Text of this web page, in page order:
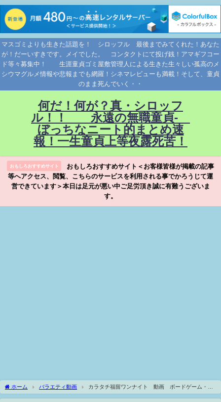
マスゴミよりも生きた話題を！ シロッフル 最後までみてくれた！あなた
が！だーいすきです。メイでした。 コンタクトにて投げ銭！アマギフコー
ド等々募集中！ 生涯童貞ゴミ屋敷管理人による生きた生々しい孤高のメ
シウマグルメ情報や悲報までも網羅！シネマレビューも満載！そして、童貞
のまま死んでいく・・
何だ！何が？真・シロッフ
ル！！ 永遠の無職童貞-
ぼっちなニート的まとめ速
報！一生童貞上等夜露死苦！
おもしろおすすめサイト
おもしろおすすめサイト＜お客様皆様が掲載の記事
等へアクセス、閲覧、こちらのサービスを利用される事でかろうじて運
営できています＞本日は足元が悪い中ご足労頂き誠に有難うございま
す。
ホーム バラエティ動画
カラタチ福留ワンナイト 動画 ボードゲーム・コ
ンカフェへ 6月15日